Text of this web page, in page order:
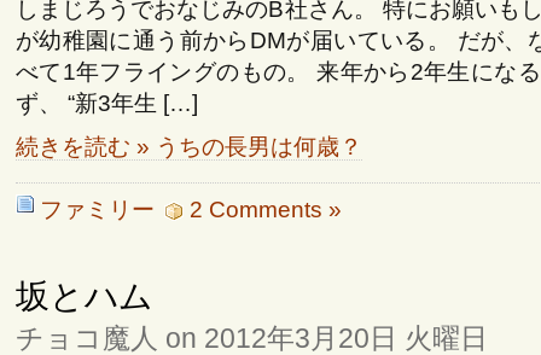
しまじろうでおなじみのB社さん。 特にお願いも
が幼稚園に通う前からDMが届いている。 だが、
べて1年フライングのもの。 来年から2年生にな
ず、 “新3年生 […]
続きを読む » うちの長男は何歳？
ファミリー 2 Comments »
坂とハム
チョコ魔人 on 2012年3月20日 火曜日